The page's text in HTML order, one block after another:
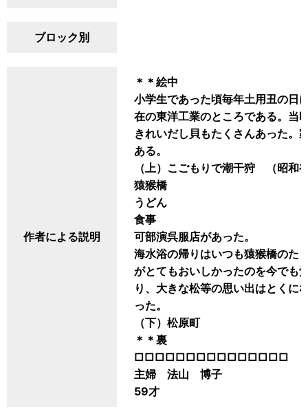
ブロック別
作者による説明
＊＊絵中
小学生であった頃毎年土用丑の日
在の東洋工業のところである。当
きれいだし貝もたくさんあった。
ある。
（上）こごもりで潮干狩 （昭和
猿猴橋
うどん
食事
可部演呉服店があった。
海水浴の帰りはいつも猿猴橋のた
がとてもおいしかったのを今でも
り、大きな松等の思い出はとくに
った。
（下）松原町
＊＊裏
□□□□□□□□□□□□□□□
主婦 法山 博子
59才